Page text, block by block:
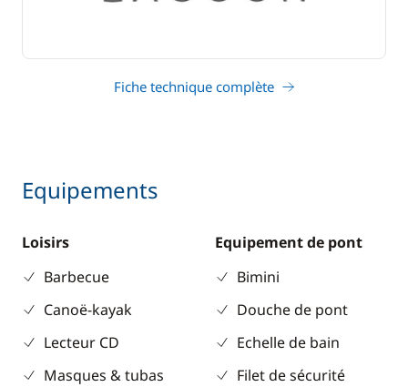
Fiche technique complète
Equipements
Loisirs
Barbecue
Canoë-kayak
Lecteur CD
Masques & tubas
Equipement de pont
Bimini
Douche de pont
Echelle de bain
Filet de sécurité